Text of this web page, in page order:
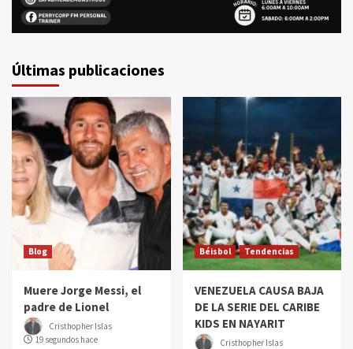
Últimas publicaciones
Blog
Muere Jorge Messi, el
padre de Lionel
Cristhopher Islas
19 segundos hace
Béisbol Tendencias
VENEZUELA CAUSA BAJA
DE LA SERIE DEL CARIBE
KIDS EN NAYARIT
Cristhopher Islas